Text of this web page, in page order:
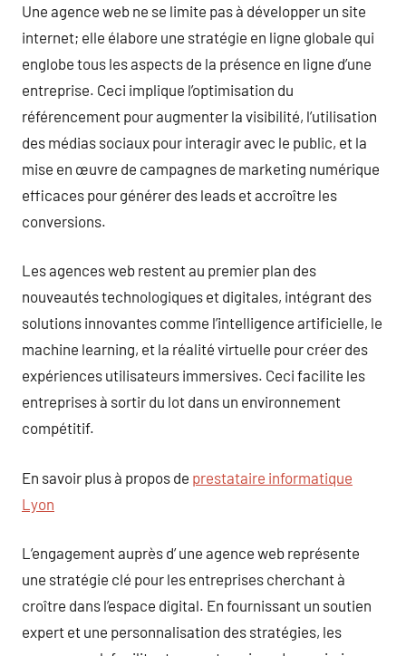
Une agence web ne se limite pas à développer un site
internet; elle élabore une stratégie en ligne globale qui
englobe tous les aspects de la présence en ligne d’une
entreprise. Ceci implique l’optimisation du
référencement pour augmenter la visibilité, l’utilisation
des médias sociaux pour interagir avec le public, et la
mise en œuvre de campagnes de marketing numérique
efficaces pour générer des leads et accroître les
conversions.
Les agences web restent au premier plan des
nouveautés technologiques et digitales, intégrant des
solutions innovantes comme l’intelligence artificielle, le
machine learning, et la réalité virtuelle pour créer des
expériences utilisateurs immersives. Ceci facilite les
entreprises à sortir du lot dans un environnement
compétitif.
En savoir plus à propos de prestataire informatique
Lyon
L’engagement auprès d’ une agence web représente
une stratégie clé pour les entreprises cherchant à
croître dans l’espace digital. En fournissant un soutien
expert et une personnalisation des stratégies, les